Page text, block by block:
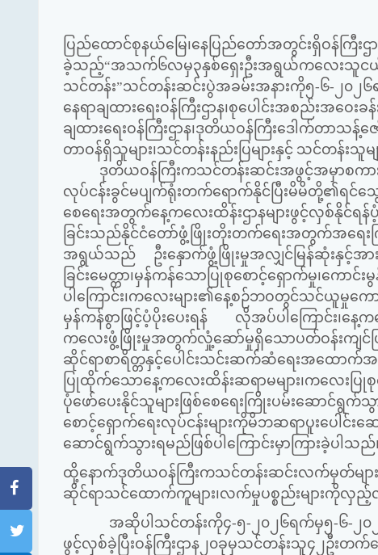
ပြည်ထောင်စုနယ်မြေ၊နေပြည်တော်အတွင်းရှိဝန်ကြီး
ခဲ့သည့်“အသက်၆လမှ၃နှစ်ရှေးဦးအရွယ်ကလေးသူငယ်ပ
သင်တန်း”သင်တန်းဆင်းပွဲအခမ်းအနားကို၅-၆-၂၀၂
နေရာချထားရေးဝန်ကြီးဌာန၊စုပေါင်းအစည်းအဝ
ချထားရေးဝန်ကြီးဌာန၊ဒုတိယဝန်ကြီးဒေါက်တာသန့်
တာဝန်ရှိသူများ၊သင်တန်းနည်းပြများနှင့် သင်တန်း
ဒုတိယဝန်ကြီးကသင်တန်းဆင်းအဖွင့်အမှာစကား ပြေ
လုပ်ငန်းခွင်မပျက်ရုံးတက်ရောက်နိုင်ပြီးမိမိတို့၏ရင်
စေရေးအတွက်နေ့ကလေးထိန်းဌာနများဖွင့်လှစ်နိုင်ရန်ပံ့
ခြင်းသည်နိုင်ငံတော်ဖွံ့ဖြိုးတိုးတက်ရေးအတွက်အရေး
အရွယ်သည် ဦးနှောက်ဖွံ့ဖြိုးမှုအလျှင်မြန်ဆုံးနှင့်အားအ
ခြင်းမေတ္တာ၊မှန်ကန်သောပြုစုစောင့်ရှောက်မှု၊ကေ
ပါကြောင်း၊ကလေးများ၏နေ့စဉ်ဘဝတွင်သင်ယူမှု
မှန်ကန်စွာဖြင့်ပံ့ပိုးပေးရန် လိုအပ်ပါကြောင်း၊နေ့
ကလေးဖွံ့ဖြိုးမှုအတွက်လှုံ့ဆော်မှုရှိသောပတ်ဝန်းကျင်ဖြစ်
ဆိုင်ရာစာရိတ္တနှင့်ပေါင်းသင်းဆက်ဆံရေးအထောက်အပံ့
ပြုထိုက်သောနေ့ကလေးထိန်းဆရာမများ၊ကလေးပြုစု
ပုံဖော်ပေးနိုင်သူများဖြစ်စေရေးကြိုးပမ်းဆောင်
စောင့်ရှောက်ရေးလုပ်ငန်းများကိုမိဘဆရာပူးပ
ဆောင်ရွက်သွားရမည်ဖြစ်ပါကြောင်းမှာကြားခဲ့ပါသည်
ထို့နောက်ဒုတိယဝန်ကြီးကသင်တန်းဆင်းလက်မှတ်မျာ
ဆိုင်ရာသင်ထောက်ကူများ၊လက်မှုပစ္စည်းများကို
အဆိုပါသင်တန်းကို၄-၅-၂၀၂၆ရက်မှ၅-၆-၂၀၂၆
ဖွင့်လှစ်ခဲ့ပြီးဝန်ကြီးဌာန၂၀ခုမှသင်တန်းသူ၄၂ဦးတ